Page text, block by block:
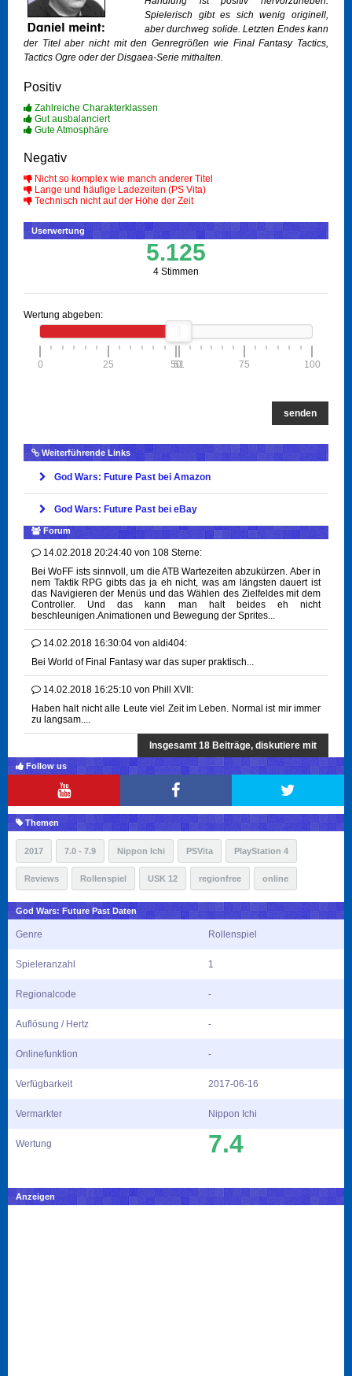
Spielerisch gibt es sich wenig originell,
aber durchweg solide. Letzten Endes kann
der Titel aber nicht mit den Genregrößen wie Final Fantasy Tactics,
Tactics Ogre oder der Disgaea-Serie mithalten.
Positiv
Zahlreiche Charakterklassen
Gut ausbalanciert
Gute Atmosphäre
Negativ
Nicht so komplex wie manch anderer Titel
Lange und häufige Ladezeiten (PS Vita)
Technisch nicht auf der Höhe der Zeit
Userwertung
5.125
4 Stimmen
Wertung abgeben:
0 25 50
51 75 100
senden
Weiterführende Links
God Wars: Future Past bei Amazon
God Wars: Future Past bei eBay
Forum
14.02.2018 20:24:40 von 108 Sterne:
Bei WoFF ists sinnvoll, um die ATB Wartezeiten abzukürzen. Aber in
nem Taktik RPG gibts das ja eh nicht, was am längsten dauert ist
das Navigieren der Menüs und das Wählen des Zielfeldes mit dem
Controller. Und das kann man halt beides eh nicht
beschleunigen.Animationen und Bewegung der Sprites...
14.02.2018 16:30:04 von aldi404:
Bei World of Final Fantasy war das super praktisch...
14.02.2018 16:25:10 von Phill XVII:
Haben halt nicht alle Leute viel Zeit im Leben. Normal ist mir immer
zu langsam....
Insgesamt 18 Beiträge, diskutiere mit
Follow us
Themen
2017 7.0 - 7.9 Nippon Ichi PSVita PlayStation 4
Reviews Rollenspiel USK 12 regionfree online
God Wars: Future Past Daten
Genre Rollenspiel
Spieleranzahl 1
Regionalcode -
Auflösung / Hertz -
Onlinefunktion -
Verfügbarkeit 2017-06-16
Vermarkter Nippon Ichi
Wertung 7.4
Anzeigen